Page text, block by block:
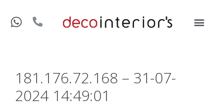
181.176.72.168 – 31-07-
2024 14:49:01